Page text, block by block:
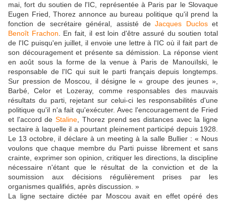
mai, fort du soutien de l'IC, représentée à Paris par le Slovaque
Eugen Fried, Thorez annonce au bureau politique qu'il prend la
fonction de secrétaire général, assisté deJacques Ducloset
Benoît Frachon . En fait, il est loin d'être assuré du soutien total
de l'IC puisqu'en juillet, il envoie une lettre à l'IC où il fait part de
son découragement et présente sa démission. La réponse vient
en août sous la forme de la venue à Paris de Manouïlski, le
responsable de l'IC qui suit le parti français depuis longtemps.
Sur pression de Moscou, il désigne le « groupe des jeunes »,
Barbé, Celor et Lozeray, comme responsables des mauvais
résultats du parti, rejetant sur celui-ci les responsabilités d'une
politique qu'il n'a fait qu'exécuter. Avec l'encouragement de Fried
et l'accord deStaline , Thorez prend ses distances avec la ligne
sectaire à laquelle il a pourtant pleinement participé depuis 1928.
Le 13 octobre, il déclare à un meeting à la salle Bullier : « Nous
voulons que chaque membre du Parti puisse librement et sans
crainte, exprimer son opinion, critiquer les directions, la discipline
nécessaire n'étant que le résultat de la conviction et de la
soumission aux décisions régulièrement prises par les
organismes qualifiés, après discussion. »
La ligne sectaire dictée par Moscou avait en effet opéré des